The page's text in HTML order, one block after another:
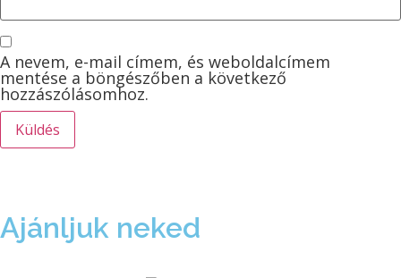
A nevem, e-mail címem, és weboldalcímem
mentése a böngészőben a következő
hozzászólásomhoz.
Ajánljuk neked